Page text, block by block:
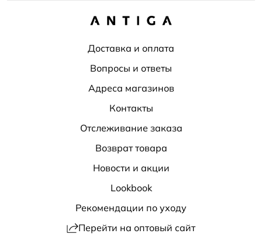
Доставка и оплата
Вопросы и ответы
Адреса магазинов
Контакты
Отслеживание заказа
Возврат товара
Новости и акции
Lookbook
Рекомендации по уходу
Перейти на оптовый сайт